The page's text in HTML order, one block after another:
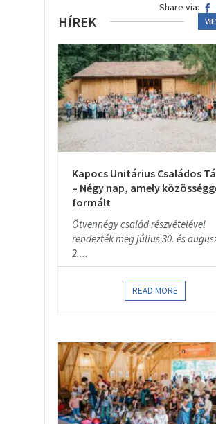
Share via:
HÍREK
Kapocs Unitárius Családos
– Négy nap, amely
formált
Ötvennégy család részvételével
rendezték meg július 30. és
2....
READ MORE